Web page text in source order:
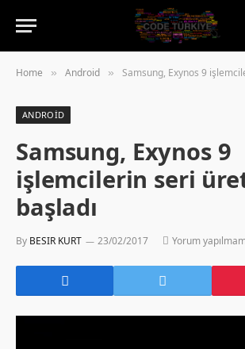
Home » Android » Samsung, Exynos 9
ANDROID
Samsung, Exynos 9
işlemcilerin seri
başladı
By BESIR KURT 23/02/2017 Yorum